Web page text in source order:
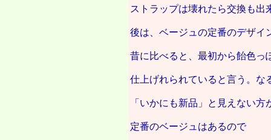
ストラップは壊れたら交換も出
後は、ベージュの定番のデザイ
昔に比べると、最初から飴色っ
仕上げれられていると言う。な
「いかにも新品」と見えない方
定番のベージュはあるので